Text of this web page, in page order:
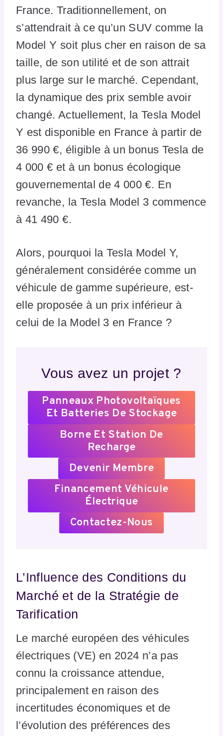
France. Traditionnellement, on
s’attendrait à ce qu’un SUV comme la
Model Y soit plus cher en raison de sa
taille, de son utilité et de son attrait
plus large sur le marché. Cependant,
la dynamique des prix semble avoir
changé. Actuellement, la Tesla Model
Y est disponible en France à partir de
36 990 €, éligible à un bonus Tesla de
4 000 € et à un bonus écologique
gouvernemental de 4 000 €. En
revanche, la Tesla Model 3 commence
à 41 490 €.
Alors, pourquoi la Tesla Model Y,
généralement considérée comme un
véhicule de gamme supérieure, est-
elle proposée à un prix inférieur à
celui de la Model 3 en France ?
Vous avez un projet ?
Panneaux Photovoltaïques
Et Batteries De Stockage
Borne Et Station De
Recharge
Devenir Membre
Financement Véhicule
Électrique
Contactez-Nous
L’Influence des Conditions du
Marché et de la Stratégie de
Tarification
Le marché européen des véhicules
électriques (VE) en 2024 n’a pas
connu la croissance attendue,
principalement en raison des
incertitudes économiques et de
l’évolution des préférences des